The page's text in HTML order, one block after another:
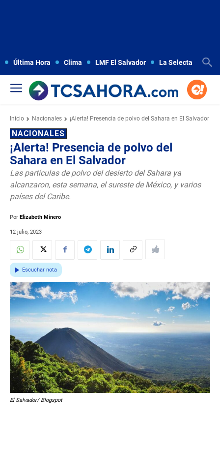
Última Hora Clima LMF El Salvador La Selecta
Inicio Nacionales ¡Alerta! Presencia de polvo del Sahara en El Salvador
NACIONALES
¡Alerta! Presencia de polvo del
Sahara en El Salvador
Las partículas de polvo del desierto del Sahara ya
alcanzaron, esta semana, el sureste de México, y varios
países del Caribe.
Por Elizabeth Minero
12 julio, 2023
Escuchar nota
El Salvador/ Blogspot